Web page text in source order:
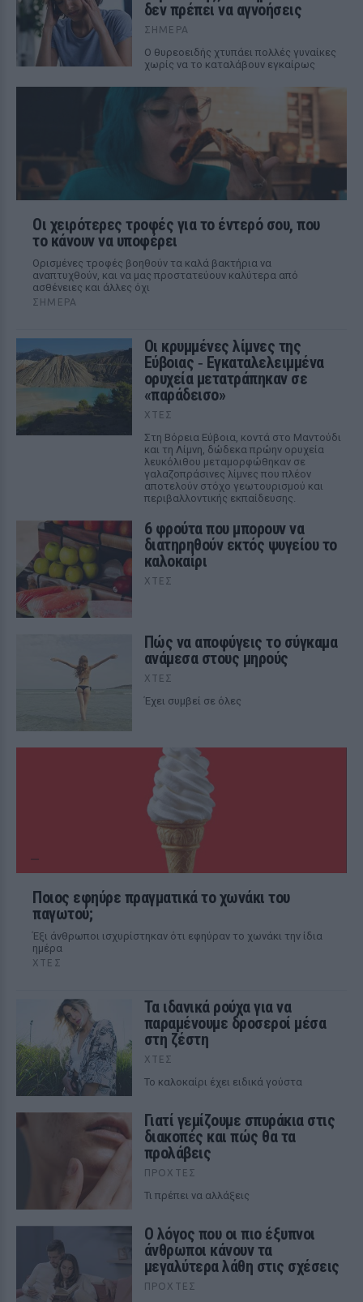
δεν πρέπει να αγνοήσεις
ΣΉΜΕΡΑ
Ο θυρεοειδής χτυπάει πολλές γυναίκες
χωρίς να το καταλάβουν εγκαίρως
Οι χειρότερες τροφές για το έντερό σου, που
το κάνουν να υποφέρει
Ορισμένες τροφές βοηθούν τα καλά βακτήρια να
αναπτυχθούν, και να μας προστατεύουν καλύτερα από
ασθένειες και άλλες όχι
ΣΉΜΕΡΑ
Οι κρυμμένες λίμνες της
Εύβοιας ‑ Εγκαταλελειμμένα
ορυχεία μετατράπηκαν σε
«παράδεισο»
ΧΤΕΣ
Στη Βόρεια Εύβοια, κοντά στο Μαντούδι
και τη Λίμνη, δώδεκα πρώην ορυχεία
λευκόλιθου μεταμορφώθηκαν σε
γαλαζοπράσινες λίμνες που πλέον
αποτελούν στόχο γεωτουρισμού και
περιβαλλοντικής εκπαίδευσης.
6 φρούτα που μπορουν να
διατηρηθούν εκτός ψυγείου το
καλοκαίρι
ΧΤΕΣ
Πώς να αποφύγεις το σύγκαμα
ανάμεσα στους μηρούς
ΧΤΕΣ
Έχει συμβεί σε όλες
Ποιος εφηύρε πραγματικά το χωνάκι του
παγωτού;
Έξι άνθρωποι ισχυρίστηκαν ότι εφηύραν το χωνάκι την ίδια
ημέρα
ΧΤΕΣ
Τα ιδανικά ρούχα για να
παραμένουμε δροσεροί μέσα
στη ζέστη
ΧΤΕΣ
To καλοκαίρι έχει ειδικά γούστα
Γιατί γεμίζουμε σπυράκια στις
διακοπές και πώς θα τα
προλάβεις
ΠΡΟΧΤΈΣ
Τι πρέπει να αλλάξεις
Ο λόγος που οι πιο έξυπνοι
άνθρωποι κάνουν τα
μεγαλύτερα λάθη στις σχέσεις
ΠΡΟΧΤΈΣ